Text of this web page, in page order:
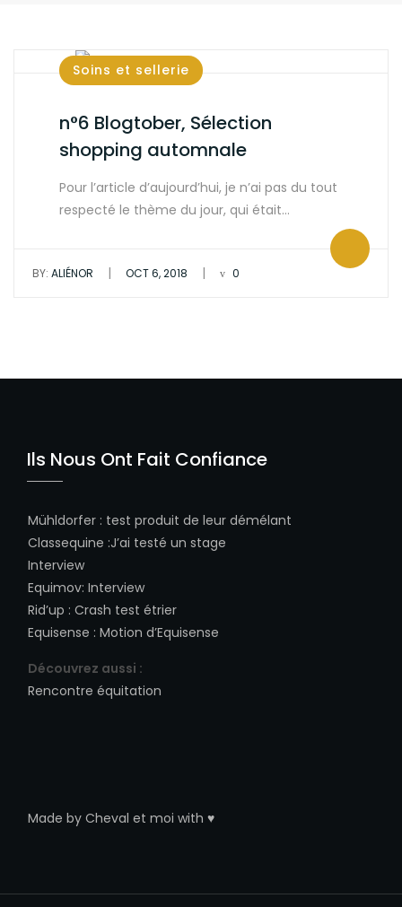
Soins et sellerie
n°6 Blogtober, Sélection
shopping automnale
Pour l’article d’aujourd’hui, je n’ai pas du tout
respecté le thème du jour, qui était…
BY: ALIÉNOR | OCT 6, 2018 | 0
Ils Nous Ont Fait Confiance
Mühldorfer : test produit de leur démélant
Classequine :J’ai testé un stage
Interview
Equimov: Interview
Rid’up : Crash test étrier
Equisense : Motion d’Equisense
Découvrez aussi :
Rencontre équitation
Made by Cheval et moi with ♥